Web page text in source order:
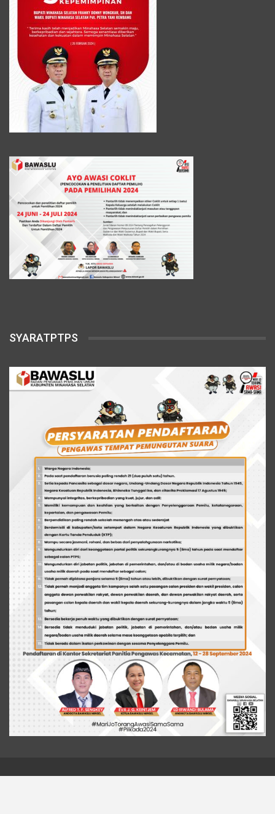
SYARATPTPS